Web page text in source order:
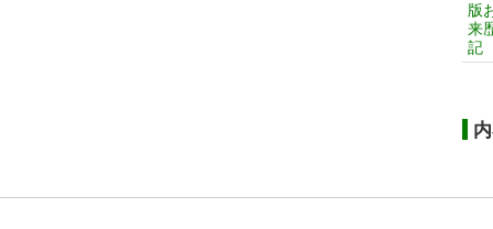
版
来
記